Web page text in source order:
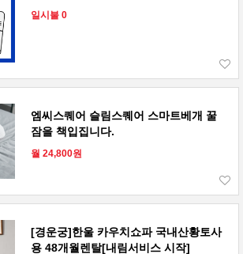
일시불 0
엠씨스퀘어 슬림스퀘어 스마트베개 꿀
잠을 책입집니다.
월 24,800원
[경운궁]한울 카우치쇼파 국내산황토사
용 48개월렌탈[내림서비스 시작]